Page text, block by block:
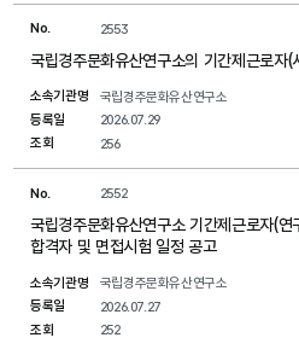
No. 2553
국립경주문화유산연구소의 기간제근로자
소속기관명
국립경주문화유산연구소
등록일
2026.07.29
조회
256
No. 2552
국립경주문화유산연구소 기간제근로자(
합격자 및 면접시험 일정 공고
소속기관명
국립경주문화유산연구소
등록일
2026.07.27
조회
252